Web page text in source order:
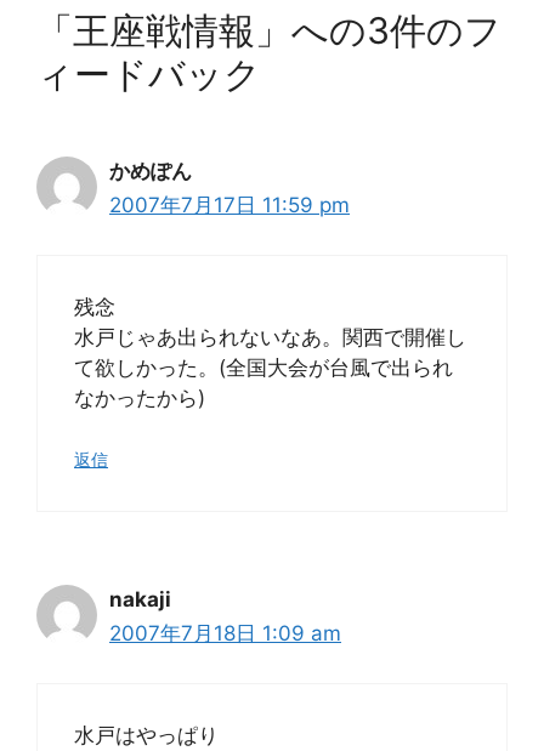
「王座戦情報」への3件のフ
ィードバック
かめぽん
2007年7月17日 11:59 pm
残念
水戸じゃあ出られないなあ。関西で開催し
て欲しかった。(全国大会が台風で出られ
なかったから)
返信
nakaji
2007年7月18日 1:09 am
水戸はやっぱり